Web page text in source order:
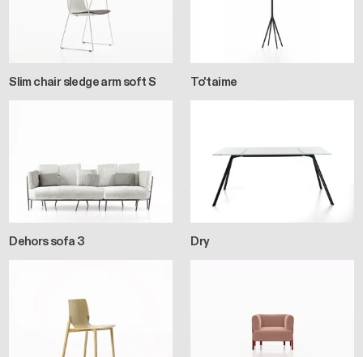
Slim chair sledge arm soft S To'taime
Dehors sofa 3 Dry